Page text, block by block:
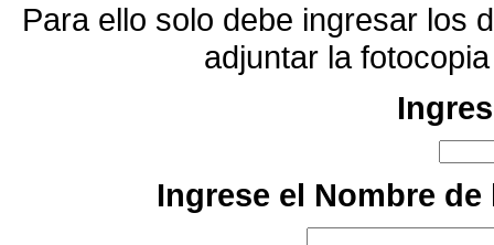
Para ello solo debe ingresar los
adjuntar la
Ingrese el Nombre